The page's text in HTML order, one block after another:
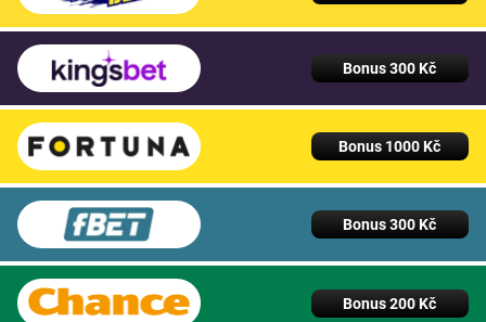
Bonus 300 Kč
Bonus 1000 Kč
Bonus 300 Kč
Bonus 200 Kč